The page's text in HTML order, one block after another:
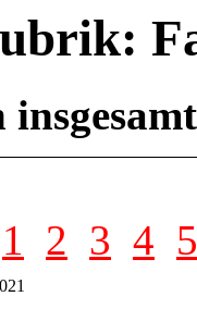
1 2 3 4 5